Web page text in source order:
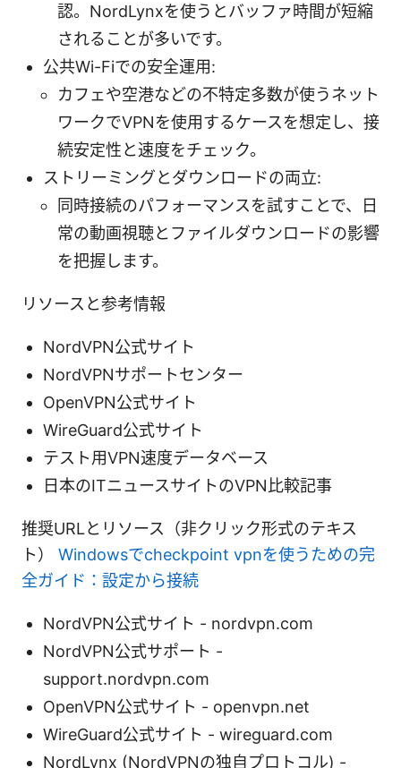
認。NordLynxを使うとバッファ時間が短縮
されることが多いです。
公共Wi-Fiでの安全運用:
カフェや空港などの不特定多数が使うネット
ワークでVPNを使用するケースを想定し、接
続安定性と速度をチェック。
ストリーミングとダウンロードの両立:
同時接続のパフォーマンスを試すことで、日
常の動画視聴とファイルダウンロードの影響
を把握します。
リソースと参考情報
NordVPN公式サイト
NordVPNサポートセンター
OpenVPN公式サイト
WireGuard公式サイト
テスト用VPN速度データベース
日本のITニュースサイトのVPN比較記事
推奨URLとリソース（非クリック形式のテキス
ト） Windowsでcheckpoint vpnを使うための完
全ガイド：設定から接続
NordVPN公式サイト - nordvpn.com
NordVPN公式サポート -
support.nordvpn.com
OpenVPN公式サイト - openvpn.net
WireGuard公式サイト - wireguard.com
NordLynx (NordVPNの独自プロトコル) -